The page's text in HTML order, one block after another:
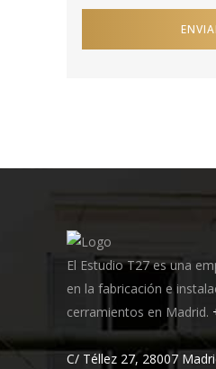
El Estudio T27 es una
en la fabricación e
cerramientos en Madrid.
C/ Téllez 27, 28007